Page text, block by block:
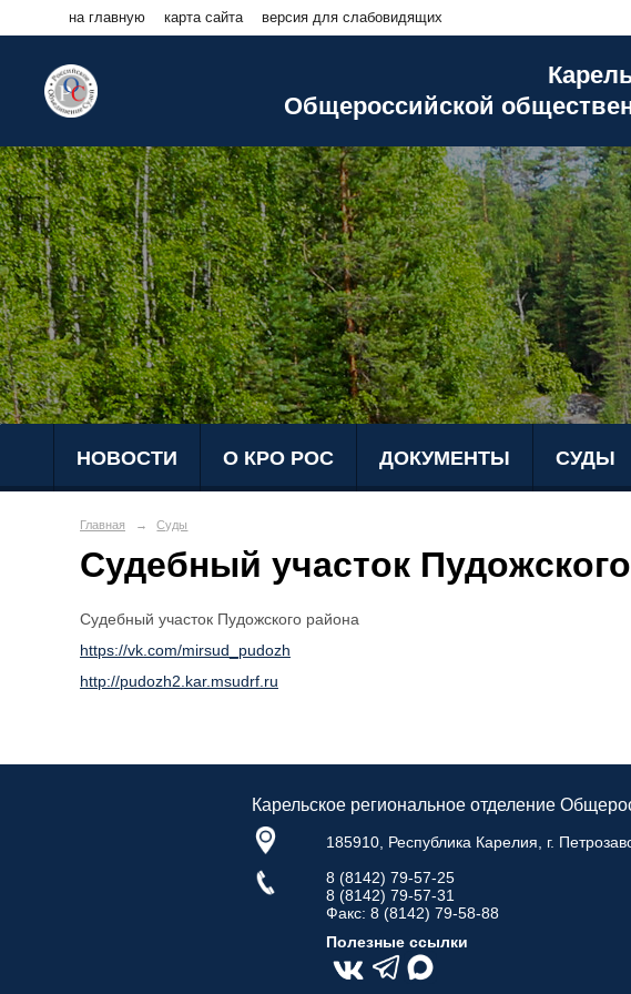
на главную карта сайта версия для слабовидящих
Общероссийской
НОВОСТИ О КРО РОС ДОКУМЕНТЫ СУДЫ
Главная → Суды
Судебный участок
Судебный участок Пудожского района
https://vk.com/mirsud_pudozh
http://pudozh2.kar.msudrf.ru
Карельское региональное отделение
185910, Республика Карелия, г.
8 (8142) 79-57-25
8 (8142) 79‑57‑31
Факс: 8 (8142) 79-58-88
Полезные ссылки